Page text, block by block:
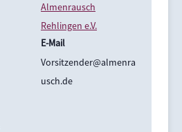
Almenrausch
Rehlingen e.V.
E-Mail
Vorsitzender@almenra
usch.de